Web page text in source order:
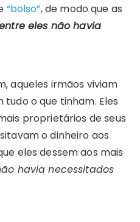
“bolso”, de modo que as
eles não havia
aqueles irmãos viviam
o que tinham. Eles
proprietários de seus
o dinheiro aos
eles dessem aos mais
havia necessitados